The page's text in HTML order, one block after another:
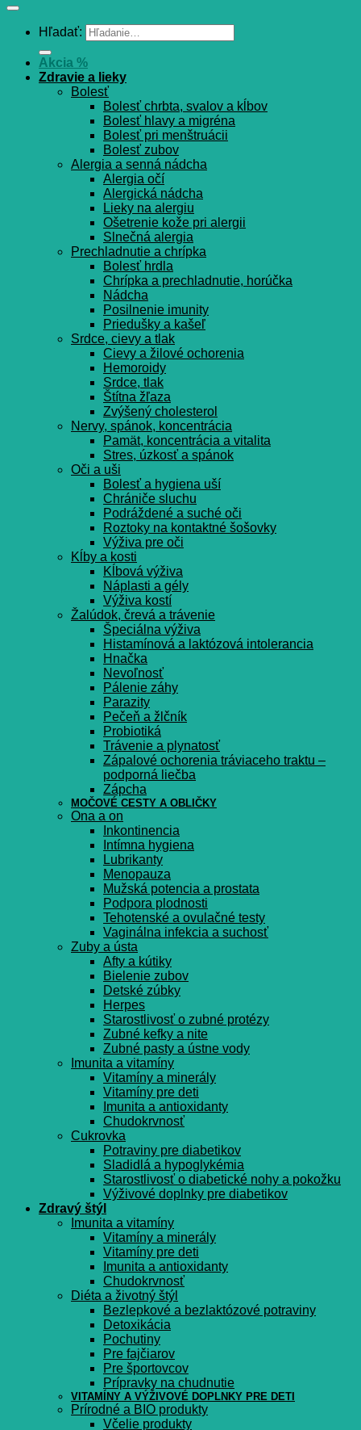
Hľadať:
Akcia %
Zdravie a lieky
Bolesť
Bolesť chrbta, svalov a kĺbov
Bolesť hlavy a migréna
Bolesť pri menštruácii
Bolesť zubov
Alergia a senná nádcha
Alergia očí
Alergická nádcha
Lieky na alergiu
Ošetrenie kože pri alergii
Slnečná alergia
Prechladnutie a chrípka
Bolesť hrdla
Chrípka a prechladnutie, horúčka
Nádcha
Posilnenie imunity
Priedušky a kašeľ
Srdce, cievy a tlak
Cievy a žilové ochorenia
Hemoroidy
Srdce, tlak
Štítna žľaza
Zvýšený cholesterol
Nervy, spánok, koncentrácia
Pamät, koncentrácia a vitalita
Stres, úzkosť a spánok
Oči a uši
Bolesť a hygiena uší
Chrániče sluchu
Podráždené a suché oči
Roztoky na kontaktné šošovky
Výživa pre oči
Kĺby a kosti
Kĺbová výživa
Náplasti a gély
Výživa kostí
Žalúdok, črevá a trávenie
Špeciálna výživa
Histamínová a laktózová intolerancia
Hnačka
Nevoľnosť
Pálenie záhy
Parazity
Pečeň a žlčník
Probiotiká
Trávenie a plynatosť
Zápalové ochorenia tráviaceho traktu –
podporná liečba
Zápcha
MOČOVÉ CESTY A OBLIČKY
Ona a on
Inkontinencia
Intímna hygiena
Lubrikanty
Menopauza
Mužská potencia a prostata
Podpora plodnosti
Tehotenské a ovulačné testy
Vaginálna infekcia a suchosť
Zuby a ústa
Afty a kútiky
Bielenie zubov
Detské zúbky
Herpes
Starostlivosť o zubné protézy
Zubné kefky a nite
Zubné pasty a ústne vody
Imunita a vitamíny
Vitamíny a minerály
Vitamíny pre deti
Imunita a antioxidanty
Chudokrvnosť
Cukrovka
Potraviny pre diabetikov
Sladidlá a hypoglykémia
Starostlivosť o diabetické nohy a pokožku
Výživové doplnky pre diabetikov
Zdravý štýl
Imunita a vitamíny
Vitamíny a minerály
Vitamíny pre deti
Imunita a antioxidanty
Chudokrvnosť
Diéta a životný štýl
Bezlepkové a bezlaktózové potraviny
Detoxikácia
Pochutiny
Pre fajčiarov
Pre športovcov
Prípravky na chudnutie
VITAMÍNY A VÝŽIVOVÉ DOPLNKY PRE DETI
Prírodné a BIO produkty
Včelie produkty